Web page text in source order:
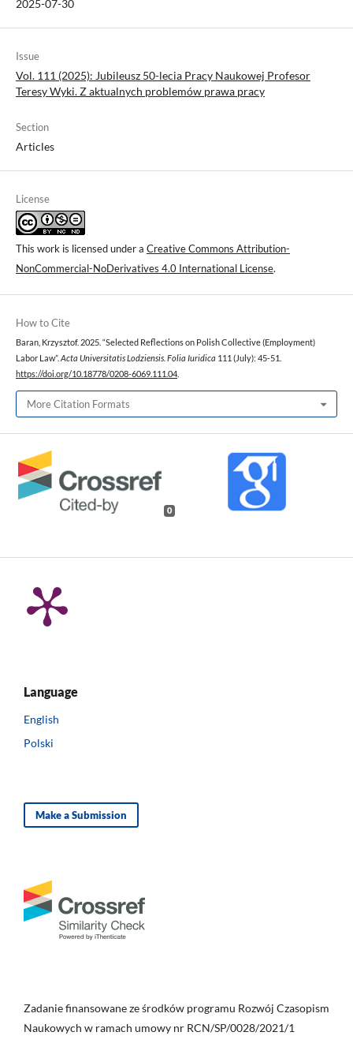
2025-07-30
Issue
Vol. 111 (2025): Jubileusz 50-lecia Pracy Naukowej Profesor
Teresy Wyki. Z aktualnych problemów prawa pracy
Section
Articles
License
This work is licensed under a Creative Commons Attribution-
NonCommercial-NoDerivatives 4.0 International License.
How to Cite
Baran, Krzysztof. 2025. “Selected Reflections on Polish Collective (Employment)
Labor Law”.Acta Universitatis Lodziensis. Folia Iuridica 111 (July): 45-51.
https://doi.org/10.18778/0208-6069.111.04.
More Citation Formats
0
Language
English
Polski
Make a Submission
Zadanie finansowane ze środków programu Rozwój Czasopism
Naukowych w ramach umowy nr RCN/SP/0028/2021/1